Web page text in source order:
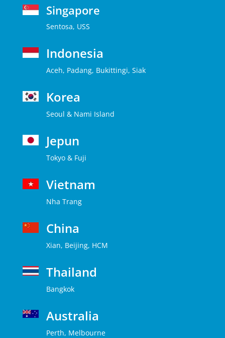
Singapore
Sentosa, USS
Indonesia
Aceh, Padang, Bukittingi, Siak
Korea
Seoul & Nami Island
Jepun
Tokyo & Fuji
Vietnam
Nha Trang
China
Xian, Beijing, HCM
Thailand
Bangkok
Australia
Perth, Melbourne